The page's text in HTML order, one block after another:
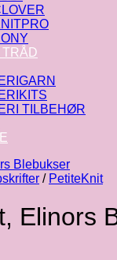
TRÅD
TILBEHØR
/ PetiteKnit
Elinors